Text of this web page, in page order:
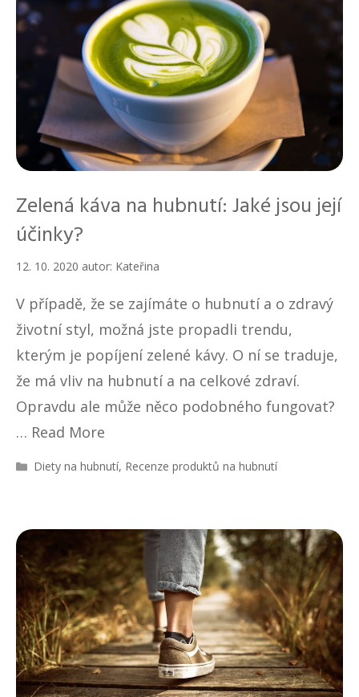
Zelená káva na hubnutí: Jaké jsou její
účinky?
12. 10. 2020 autor: Kateřina
V případě, že se zajímáte o hubnutí a o zdravý
životní styl, možná jste propadli trendu,
kterým je popíjení zelené kávy. O ní se traduje,
že má vliv na hubnutí a na celkové zdraví.
Opravdu ale může něco podobného fungovat?
… Read More
R
i
y
Diety na hubnutí, Recenze produktů na hubnutí